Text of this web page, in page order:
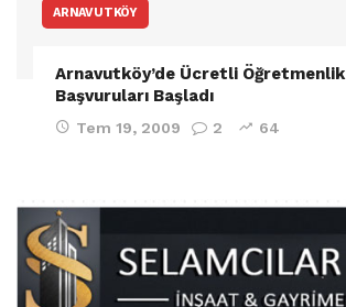
ARNAVUTKÖY
Arnavutköy’de Ücretli Öğretmenlik
Başvuruları Başladı
Tem 19, 2009 2 64